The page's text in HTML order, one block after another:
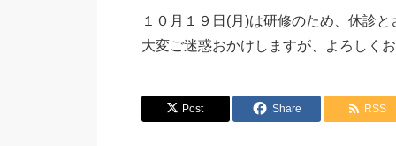
１０月１９日(月)は研修のため、休診と
大変ご迷惑おかけしますが、よろしくお
Post Share RSS